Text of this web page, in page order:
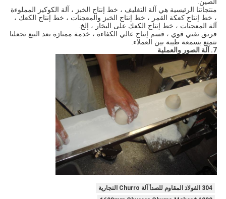
الصين.
منتجاتنا الرئيسية هي آلة التغليف ، خط إنتاج الخبز ، آلة الكوكيز المملوءة
، خط إنتاج كعكة القمر ، خط إنتاج الخبز والمعجنات ، خط إنتاج الكعك ،
آلة المعجنات ، خط إنتاج الكعك على البخار ، إلخ.
فريق تقني قوي ، قسم إنتاج عالي الكفاءة ، خدمة ممتازة بعد البيع تجعلنا
نتمتع بسمعة طيبة بين العملاء.
7. آلة الصور والعملية
304 الفولاذ المقاوم للصدأ آلة Churro التجارية